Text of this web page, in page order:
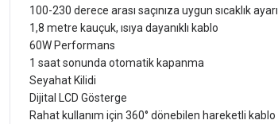
100-230 derece arası saçınıza uygun sıcaklık ayarı
1,8 metre kauçuk, ısıya dayanıklı kablo
60W Performans
1 saat sonunda otomatik kapanma
Seyahat Kilidi
Dijital LCD Gösterge
Rahat kullanım için 360° dönebilen hareketli kablo